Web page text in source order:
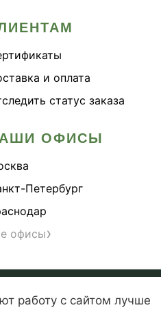
и оплата
статус заказа
ОФИСЫ
Петербург
офисы›
работу с сайтом лучше